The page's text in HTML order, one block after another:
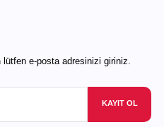
e-posta adresinizi giriniz.
KAYIT OL